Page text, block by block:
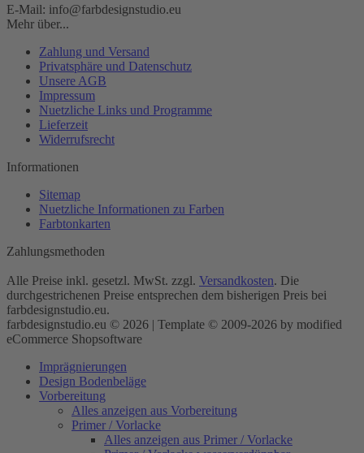
E-Mail: info@farbdesignstudio.eu
Mehr über...
Zahlung und Versand
Privatsphäre und Datenschutz
Unsere AGB
Impressum
Nuetzliche Links und Programme
Lieferzeit
Widerrufsrecht
Informationen
Sitemap
Nuetzliche Informationen zu Farben
Farbtonkarten
Zahlungsmethoden
Alle Preise inkl. gesetzl. MwSt. zzgl. Versandkosten. Die
durchgestrichenen Preise entsprechen dem bisherigen Preis bei
farbdesignstudio.eu.
farbdesignstudio.eu © 2026 | Template © 2009-2026 by modified
eCommerce Shopsoftware
Imprägnierungen
Design Bodenbeläge
Vorbereitung
Alles anzeigen aus Vorbereitung
Primer / Vorlacke
Alles anzeigen aus Primer / Vorlacke